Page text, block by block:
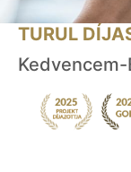
TURUL